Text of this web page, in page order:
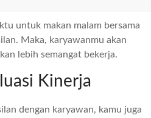
untuk makan malam bersama
Maka, karyawanmu akan
lebih semangat bekerja.
Kinerja
dengan karyawan, kamu juga